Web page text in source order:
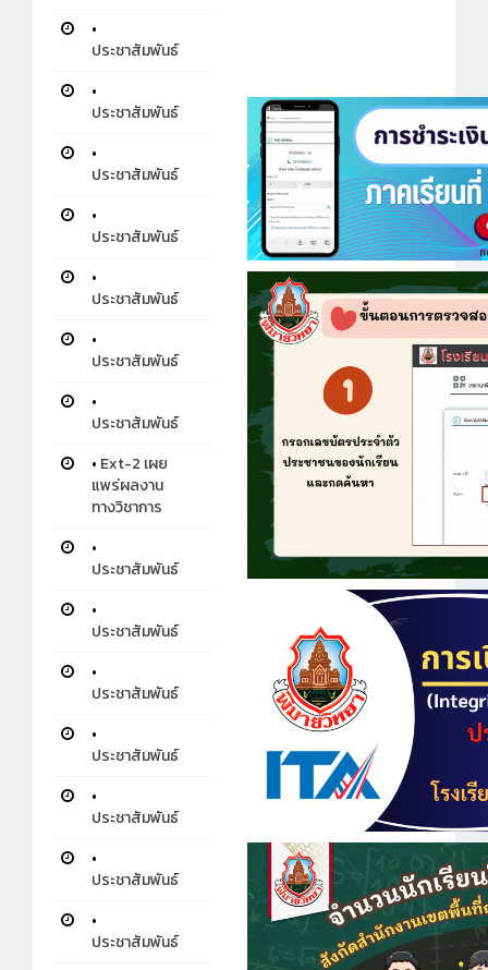
•
ประชาสัมพันธ์
•
ประชาสัมพันธ์
•
ประชาสัมพันธ์
•
ประชาสัมพันธ์
•
ประชาสัมพันธ์
•
ประชาสัมพันธ์
•
ประชาสัมพันธ์
• Ext-2 เผย
แพร่ผลงาน
ทางวิชาการ
•
ประชาสัมพันธ์
•
ประชาสัมพันธ์
•
ประชาสัมพันธ์
•
ประชาสัมพันธ์
•
ประชาสัมพันธ์
•
ประชาสัมพันธ์
•
ประชาสัมพันธ์